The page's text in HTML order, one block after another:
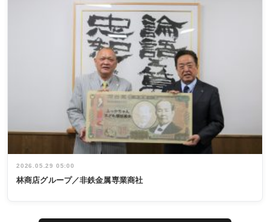
2026.05.29 05:00
林商店グループ／非鉄金属専業商社